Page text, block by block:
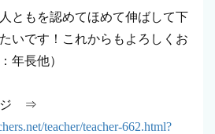
ともを認めてほめて伸ばして下
いです！これからもよろしくお
年長他）
ジ ⇒
teacher/teacher-662.html?